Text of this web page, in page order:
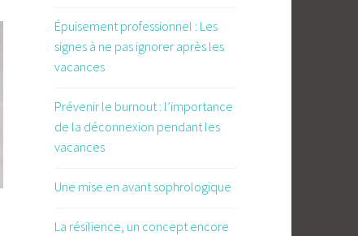
Épuisement professionnel : Les
signes à ne pas ignorer après les
vacances
Prévenir le burnout : l’importance
de la déconnexion pendant les
vacances
Une mise en avant sophrologique
La résilience, un concept encore